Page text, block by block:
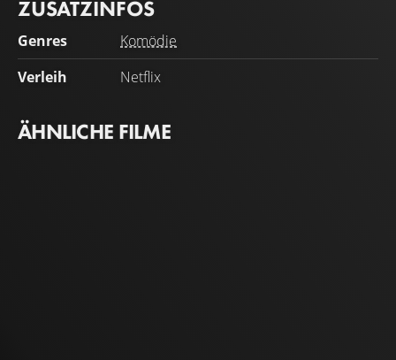
ZUSATZINFOS
Genres
Komödie
Verleih
Netflix
ÄHNLICHE FILME